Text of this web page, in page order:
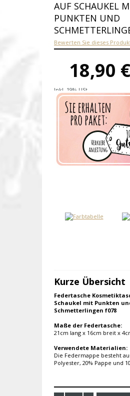
AUF SCHAUKEL
PUNKTEN UND
Bewerten Sie dieses
18,90 €
Inkl. 19% USt.
Versandkosten
Produktnummer:f078-P
Verfügbarkeit:Auf Lager
Lieferzeit: 1-2 Werktage
Kurze Übersicht
Federtasche
Schaukel mit Punkten
Schmetterlingen f078
Maße der Federtasche:
21cm lang x 16cm breit x
Verwendete Materialien:
Die Federmappe besteht
Polyester, 20% Pappe und